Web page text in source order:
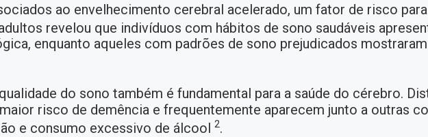
ao envelhecimento cerebral acelerado, um fator de risco
revelou que indivíduos com hábitos de sono saudáveis
enquanto aqueles com padrões de sono prejudicados
do sono também é fundamental para a saúde do cérebro.
risco de demência e frequentemente aparecem junto a outras
e consumo excessivo de álcool 2.